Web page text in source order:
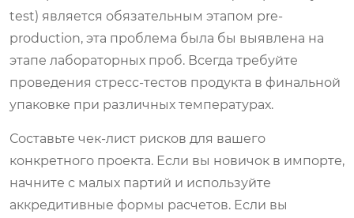
test) является обязательным этапом pre-
production, эта проблема была бы выявлена на
этапе лабораторных проб. Всегда требуйте
проведения стресс-тестов продукта в финальной
упаковке при различных температурах.
Составьте чек-лист рисков для вашего
конкретного проекта. Если вы новичок в импорте,
начните с малых партий и используйте
аккредитивные формы расчетов. Если вы